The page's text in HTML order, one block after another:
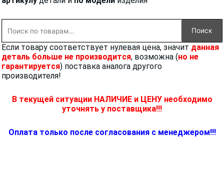
Поиск
Если товару соответствует нулевая цена, значит данная
деталь больше не производится, возможна (но не
гарантируется) поставка аналога другого
производителя!
В текущей ситуации НАЛИЧИЕ и ЦЕНУ необходимо
уточнять у поставщика!!!
Оплата только после согласования с менеджером!!!